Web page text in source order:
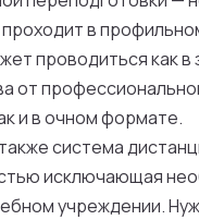
в
проводиться как в
от
и в очном формате.
система
исключающая
учреждении.